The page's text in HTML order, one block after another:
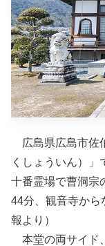
広島県広島市佐
くしょういん）」
十番霊場で曹洞宗
44分、観音寺から
報より）
本堂の両サイド